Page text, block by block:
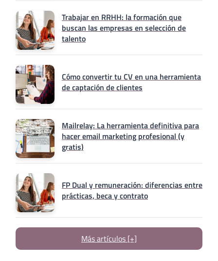
Trabajar en RRHH: la formación que
buscan las empresas en selección de
talento
Cómo convertir tu CV en una herramienta
de captación de clientes
Mailrelay: La herramienta definitiva para
hacer email marketing profesional (y
gratis)
FP Dual y remuneración: diferencias entre
prácticas, beca y contrato
Más artículos [+]